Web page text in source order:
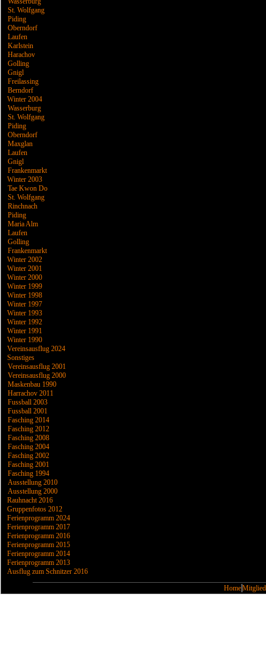
St. Wolfgang
Piding
Oberndorf
Laufen
Karlstein
Harachov
Golling
Gnigl
Freilassing
Berndorf
Winter 2004
Wasserburg
St. Wolfgang
Piding
Oberndorf
Maxglan
Laufen
Gnigl
Frankenmarkt
Winter 2003
Tae Kwon Do
St. Wolfgang
Rinchnach
Piding
Maria Alm
Laufen
Golling
Frankenmarkt
Winter 2002
Winter 2001
Winter 2000
Winter 1999
Winter 1998
Winter 1997
Winter 1993
Winter 1992
Winter 1991
Winter 1990
Vereinsausflug 2024
Sonstiges
Vereinsausflug 2001
Vereinsausflug 2000
Maskenbau 1990
Harrachov 2011
Fussball 2003
Fussball 2001
Fasching 2014
Fasching 2012
Fasching 2008
Fasching 2004
Fasching 2002
Fasching 2001
Fasching 1994
Ausstellung 2010
Ausstellung 2000
Rauhnacht 2016
Gruppenfotos 2012
Ferienprogramm 2024
Ferienprogramm 2017
Ferienprogramm 2016
Ferienprogramm 2015
Ferienprogramm 2014
Ferienprogramm 2013
Ausflug zum Schnitzer 2016
Home